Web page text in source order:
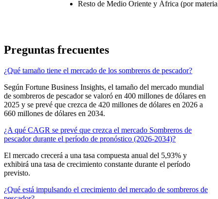
Resto de Medio Oriente y África (por
Preguntas frecuentes
¿Qué tamaño tiene el mercado de los sombreros de pescador?
Según Fortune Business Insights, el tamaño del mercado mundial
de sombreros de pescador se valoró en 400 millones de dólares en
2025 y se prevé que crezca de 420 millones de dólares en 2026 a
660 millones de dólares en 2034.
¿A qué CAGR se prevé que crezca el mercado Sombreros de
pescador durante el período de pronóstico (2026-2034)?
El mercado crecerá a una tasa compuesta anual del 5,93% y
exhibirá una tasa de crecimiento constante durante el período
previsto.
¿Qué está impulsando el crecimiento del mercado de sombreros de